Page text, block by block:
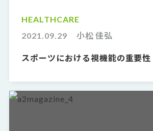
HEALTHCARE
2021.09.29
小松 佳弘
スポーツにおける視機能の重要性